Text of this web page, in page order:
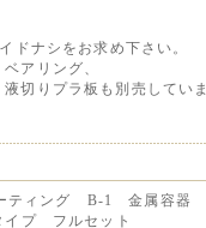
ドナシをお求め下さい。
リング、
切りプラ板も別売していま
ティング B-1 金属容器
イプ フルセット